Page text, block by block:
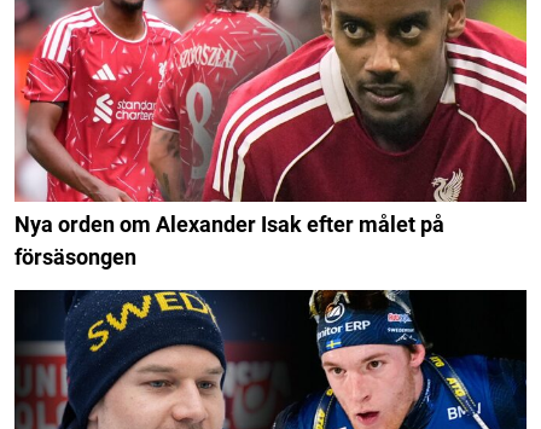
Nya orden om Alexander Isak efter målet på
försäsongen